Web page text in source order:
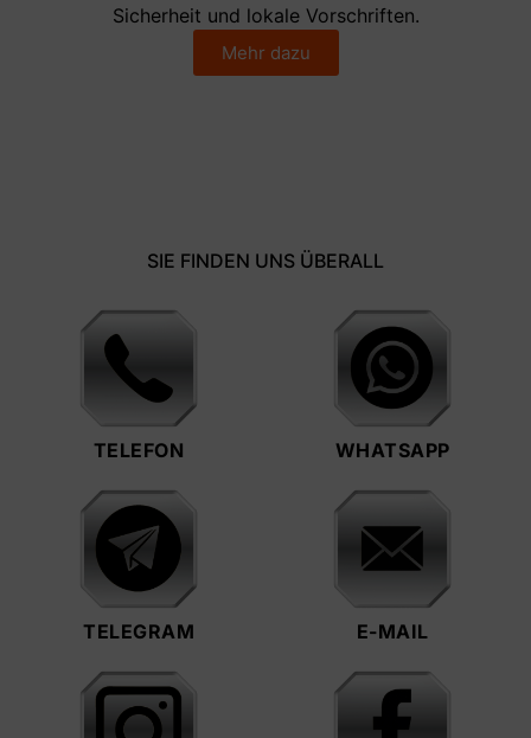
Sicherheit und lokale Vorschriften.
Mehr dazu
SIE FINDEN UNS ÜBERALL
TELEFON WHATSAPP
TELEGRAM E-MAIL